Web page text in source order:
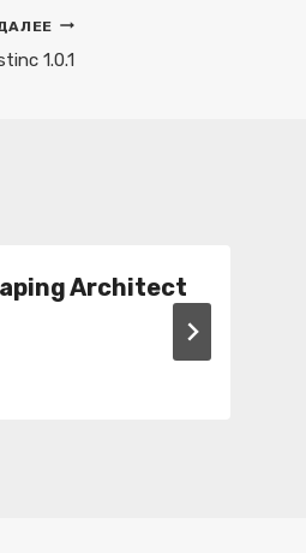
1.0.1
Architect